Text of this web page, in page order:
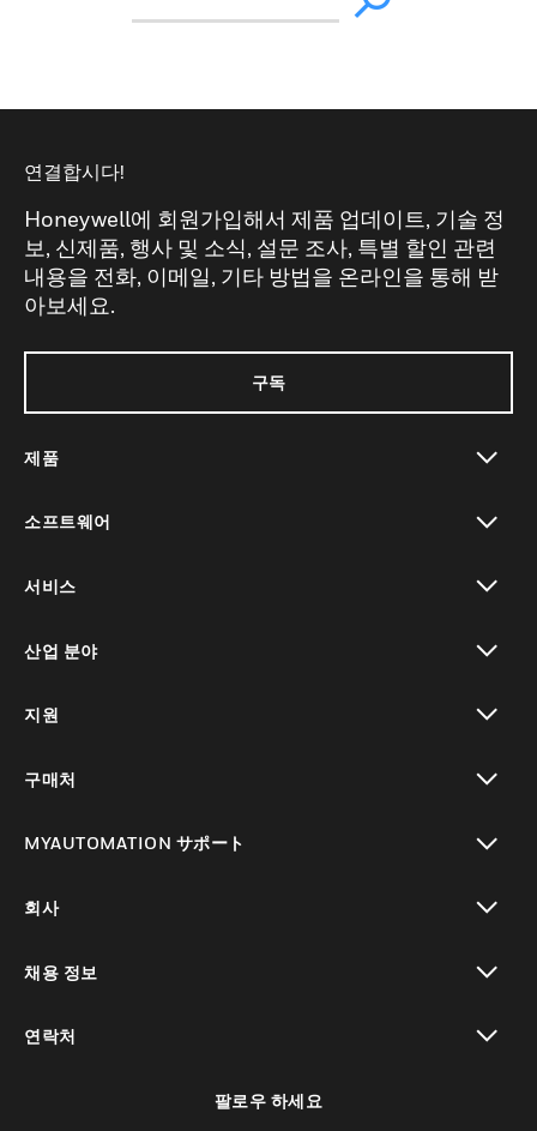
연결합시다!
Honeywell에 회원가입해서 제품 업데이트, 기술 정
보, 신제품, 행사 및 소식, 설문 조사, 특별 할인 관련
내용을 전화, 이메일, 기타 방법을 온라인을 통해 받
아보세요.
구독
제품
소프트웨어
서비스
산업 분야
지원
구매처
MYAUTOMATION サポート
회사
채용 정보
연락처
팔로우 하세요